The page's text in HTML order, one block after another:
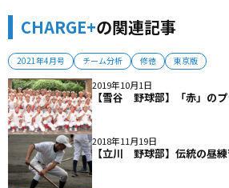
CHARGE+の関連記事
2021年4月号 チーム分析 修徳 東京版
2019年10月1日
【雪谷 野球部】「赤」の
2018年11月19日
【立川 野球部】伝統の昼